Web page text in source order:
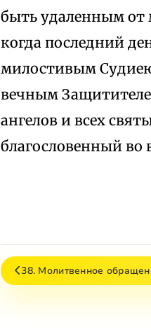
быть удаленным от
когда последний
милостивым
вечным
ангелов и всех
благословенный во
38. Молитвенное